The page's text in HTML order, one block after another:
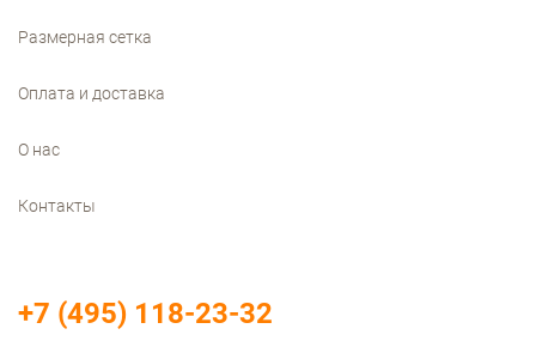
Размерная сетка
Оплата и доставка
О нас
Контакты
+7 (495) 118-23-32